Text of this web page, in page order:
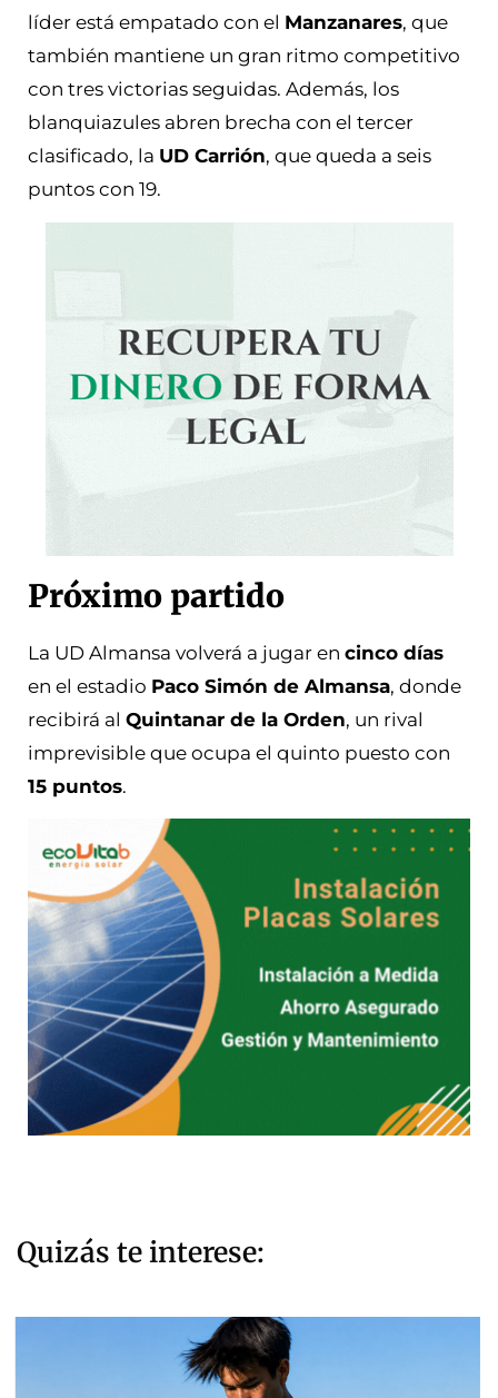
líder está empatado con el Manzanares, que
también mantiene un gran ritmo competitivo
con tres victorias seguidas. Además, los
blanquiazules abren brecha con el tercer
clasificado, la UD Carrión, que queda a seis
puntos con 19.
Próximo partido
La UD Almansa volverá a jugar en cinco días
en el estadio Paco Simón de Almansa, donde
recibirá al Quintanar de la Orden, un rival
imprevisible que ocupa el quinto puesto con
15 puntos.
Quizás te interese: